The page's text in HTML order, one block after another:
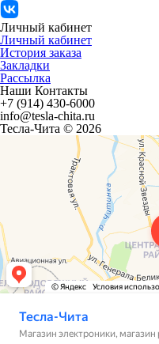
Личный кабинет
Личный кабинет
История заказа
Закладки
Рассылка
Наши Контакты
+7 (914) 430-6000
info@tesla-chita.ru
Тесла-Чита © 2026